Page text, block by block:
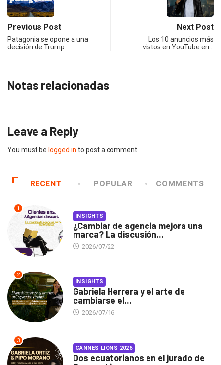
Previous Post
Patagonia se opone a una
decisión de Trump
Next Post
Los 10 anuncios más
vistos en YouTube en…
Notas relacionadas
Leave a Reply
You must be logged in to post a comment.
RECENT POPULAR COMMENTS
1
INSIGHTS
¿Cambiar de agencia mejora una
marca? La discusión...
2026/07/22
2
INSIGHTS
Gabriela Herrera y el arte de
cambiarse el...
2026/07/16
3
CANNES LIONS 2026
Dos ecuatorianos en el jurado de